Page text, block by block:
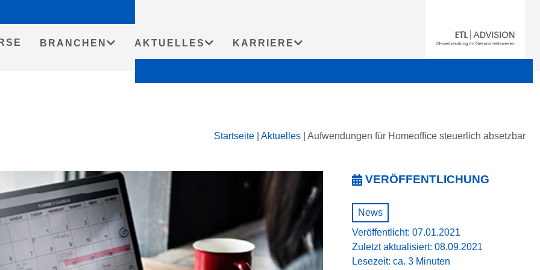
BRANCHEN AKTUELLES KARRIERE
Startseite Aktuelles Aufwendungen für Homeoffice steuerlich absetzbar
VERÖFFENTLICHUNG
News
Veröffentlicht: 07.01.2021
Zuletzt aktualisiert: 08.09.2021
Lesezeit: ca. 3 Minuten